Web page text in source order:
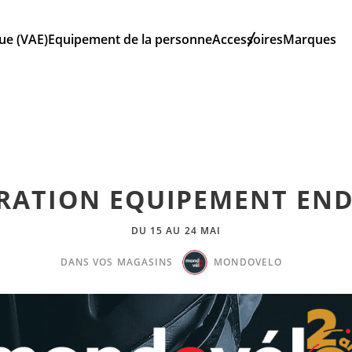
(VAE)Equipement de la personneAccessoiresMarques
EQUIPEMENT
DU 15 AU 24 MAI
DANS VOS MAGASINS MONDOVELO